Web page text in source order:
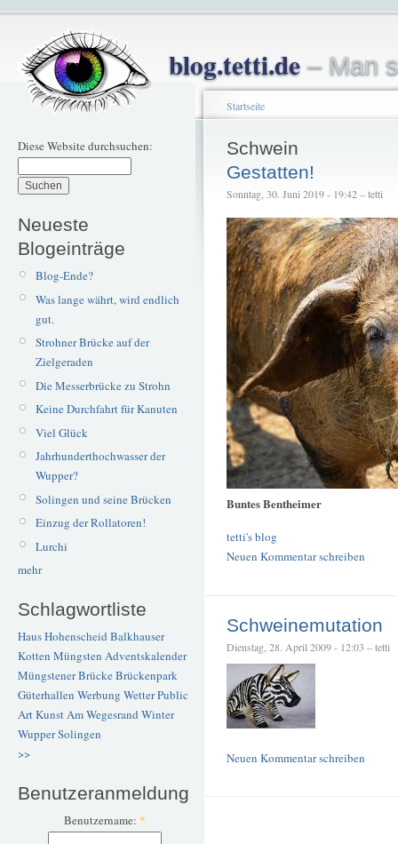
blog.tetti.de– Man
Diese Website durchsuchen:
Neueste
Blogeinträge
Blog-Ende?
Was lange währt, wird endlich
gut.
Strohner Brücke auf der
Zielgeraden
Die Messerbrücke zu Strohn
Keine Durchfahrt für Kanuten
Viel Glück
Jahrhunderthochwasser der
Wupper?
Solingen und seine Brücken
Einzug der Rollatoren!
Lurchi
mehr
Schlagwortliste
Haus Hohenscheid Balkhauser
Kotten Müngsten Adventskalender
Müngstener BrückeBrückenpark
Güterhallen Werbung WetterPublic
ArtKunstAm Wegesrand Winter
WupperSolingen
>>
Benutzeranmeldung
Benutzername: *
Startseite
Schwein
Gestatten!
Sonntag, 30. Juni 2019 - 19:42 – tetti
Buntes Bentheimer
tetti's blog
Neuen Kommentar schreiben
Schweinemutation
Dienstag, 28. April 2009 - 12:03 – tetti
Neuen Kommentar schreiben